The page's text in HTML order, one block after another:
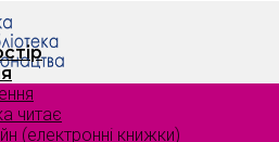
читає
(електронні книжки)